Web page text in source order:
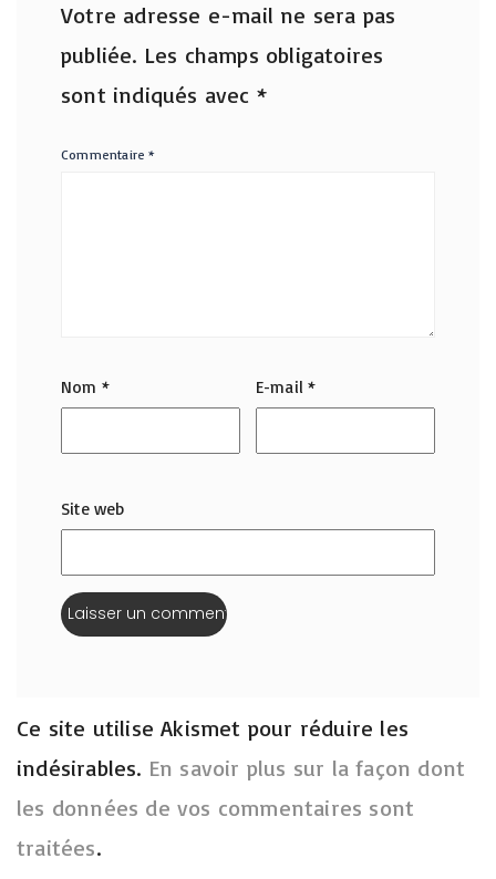
Votre adresse e-mail ne sera pas
publiée. Les champs obligatoires
sont indiqués avec *
Commentaire*
Nom * E-mail*
Site web
Ce site utilise Akismet pour réduire les
indésirables. En savoir plus sur la façon dont
les données de vos commentaires sont
traitées.